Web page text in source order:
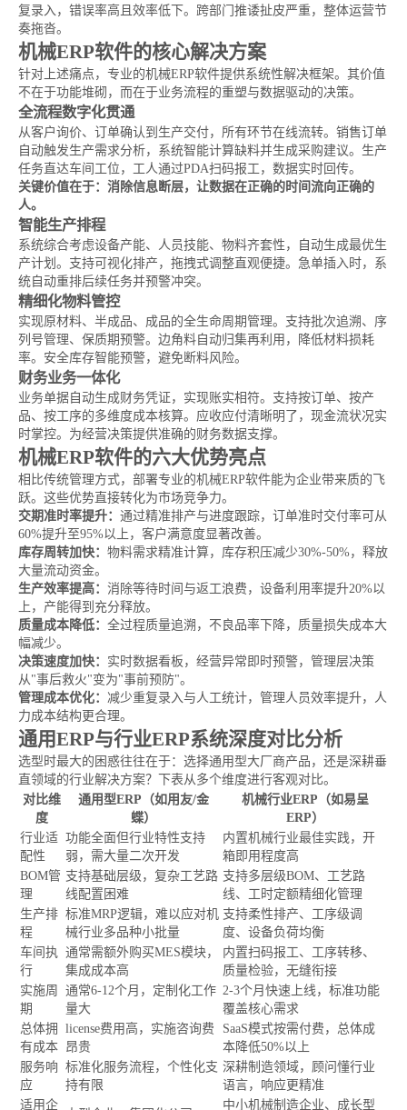
复录入，错误率高且效率低下。跨部门推诿扯皮严重，整体运营节
奏拖沓。
机械ERP软件的核心解决方案
针对上述痛点，专业的机械ERP软件提供系统性解决框架。其价值
不在于功能堆砌，而在于业务流程的重塑与数据驱动的决策。
全流程数字化贯通
从客户询价、订单确认到生产交付，所有环节在线流转。销售订单
自动触发生产需求分析，系统智能计算缺料并生成采购建议。生产
任务直达车间工位，工人通过PDA扫码报工，数据实时回传。
关键价值在于：消除信息断层，让数据在正确的时间流向正确的
人。
智能生产排程
系统综合考虑设备产能、人员技能、物料齐套性，自动生成最优生
产计划。支持可视化排产，拖拽式调整直观便捷。急单插入时，系
统自动重排后续任务并预警冲突。
精细化物料管控
实现原材料、半成品、成品的全生命周期管理。支持批次追溯、序
列号管理、保质期预警。边角料自动归集再利用，降低材料损耗
率。安全库存智能预警，避免断料风险。
财务业务一体化
业务单据自动生成财务凭证，实现账实相符。支持按订单、按产
品、按工序的多维度成本核算。应收应付清晰明了，现金流状况实
时掌控。为经营决策提供准确的财务数据支撑。
机械ERP软件的六大优势亮点
相比传统管理方式，部署专业的机械ERP软件能为企业带来质的飞
跃。这些优势直接转化为市场竞争力。
交期准时率提升： 通过精准排产与进度跟踪，订单准时交付率可从
60%提升至95%以上，客户满意度显著改善。
库存周转加快： 物料需求精准计算，库存积压减少30%-50%，释放
大量流动资金。
生产效率提高： 消除等待时间与返工浪费，设备利用率提升20%以
上，产能得到充分释放。
质量成本降低： 全过程质量追溯，不良品率下降，质量损失成本大
幅减少。
决策速度加快： 实时数据看板，经营异常即时预警，管理层决策
从"事后救火"变为"事前预防"。
管理成本优化： 减少重复录入与人工统计，管理人员效率提升，人
力成本结构更合理。
通用ERP与行业ERP系统深度对比分析
选型时最大的困惑往往在于：选择通用型大厂商产品，还是深耕垂
直领域的行业解决方案？下表从多个维度进行客观对比。
对比维
度
通用型ERP（如用友/金
蝶）
机械行业ERP（如易呈
ERP）
行业适
配性
功能全面但行业特性支持
弱，需大量二次开发
内置机械行业最佳实践，开
箱即用程度高
BOM管
理
支持基础层级，复杂工艺路
线配置困难
支持多层级BOM、工艺路
线、工时定额精细化管理
生产排
程
标准MRP逻辑，难以应对机
械行业多品种小批量
支持柔性排产、工序级调
度、设备负荷均衡
车间执
行
通常需额外购买MES模块，
集成成本高
内置扫码报工、工序转移、
质量检验，无缝衔接
实施周
期
通常6-12个月，定制化工作
量大
2-3个月快速上线，标准功能
覆盖核心需求
总体拥
有成本
license费用高，实施咨询费
昂贵
SaaS模式按需付费，总体成
本降低50%以上
服务响
应
标准化服务流程，个性化支
持有限
深耕制造领域，顾问懂行业
语言，响应更精准
适用企
中小机械制造企业、成长型